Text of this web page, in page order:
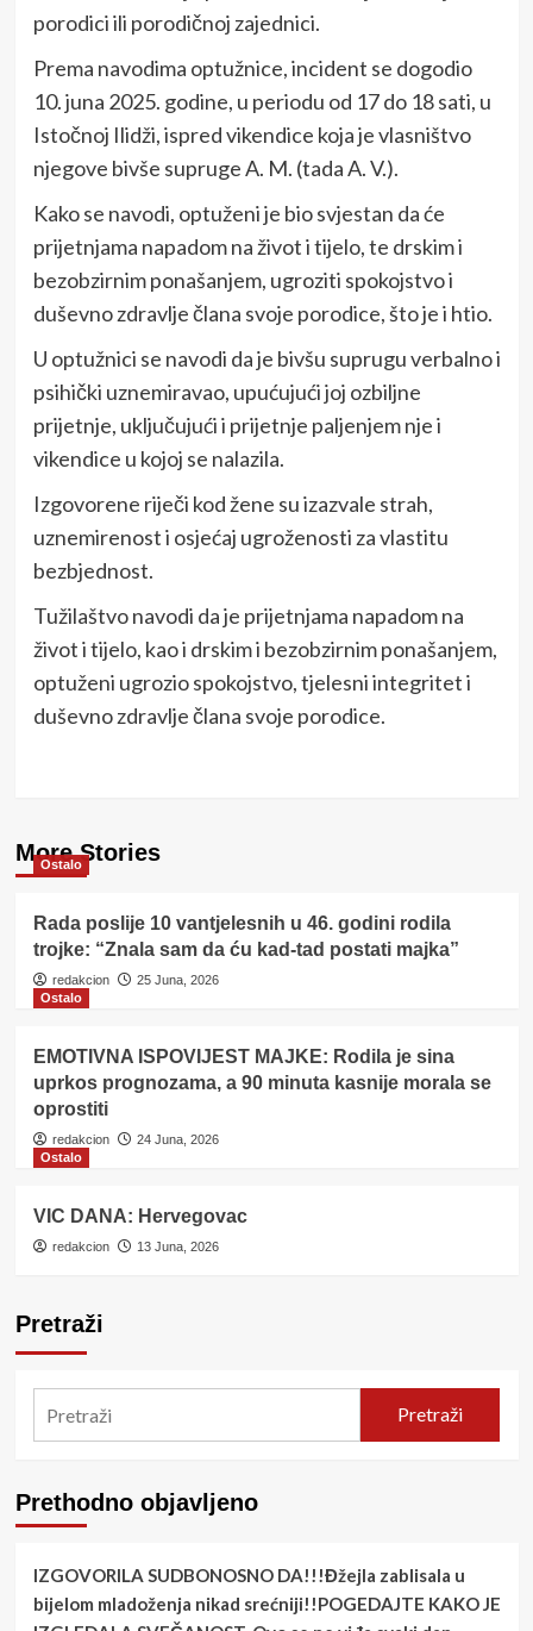
porodici ili porodičnoj zajednici.
Prema navodima optužnice, incident se dogodio
10. juna 2025. godine, u periodu od 17 do 18 sati, u
Istočnoj Ilidži, ispred vikendice koja je vlasništvo
njegove bivše supruge A. M. (tada A. V.).
Kako se navodi, optuženi je bio svjestan da će
prijetnjama napadom na život i tijelo, te drskim i
bezobzirnim ponašanjem, ugroziti spokojstvo i
duševno zdravlje člana svoje porodice, što je i htio.
U optužnici se navodi da je bivšu suprugu verbalno i
psihički uznemiravao, upućujući joj ozbiljne
prijetnje, uključujući i prijetnje paljenjem nje i
vikendice u kojoj se nalazila.
Izgovorene riječi kod žene su izazvale strah,
uznemirenost i osjećaj ugroženosti za vlastitu
bezbjednost.
Tužilaštvo navodi da je prijetnjama napadom na
život i tijelo, kao i drskim i bezobzirnim ponašanjem,
optuženi ugrozio spokojstvo, tjelesni integritet i
duševno zdravlje člana svoje porodice.
More Stories
Ostalo
Rada poslije 10 vantjelesnih u 46. godini rodila
trojke: “Znala sam da ću kad-tad postati majka”
redakcion
25 Juna, 2026
Ostalo
EMOTIVNA ISPOVIJEST MAJKE: Rodila je sina
uprkos prognozama, a 90 minuta kasnije morala se
oprostiti
redakcion
24 Juna, 2026
Ostalo
VIC DANA: Hervegovac
redakcion 13 Juna, 2026
Pretraži
Pretraži
Prethodno objavljeno
IZGOVORILA SUDBONOSNO DA!!!Đžejla zablisala u
bijelom mladoženja nikad srećniji!!POGEDAJTE KAKO JE